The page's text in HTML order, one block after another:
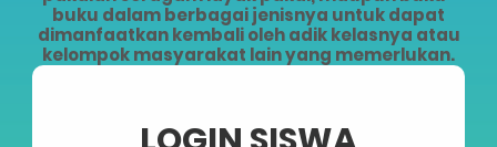
buku dalam berbagai jenisnya untuk dapat
dimanfaatkan kembali oleh adik kelasnya atau
kelompok masyarakat lain yang memerlukan.